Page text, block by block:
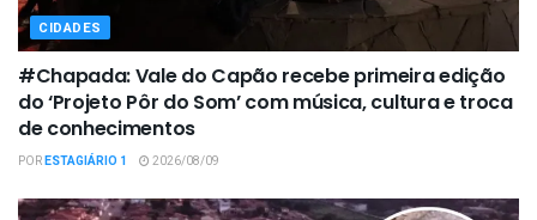
CIDADES
#Chapada: Vale do Capão recebe primeira edição
do ‘Projeto Pôr do Som’ com música, cultura e troca
de conhecimentos
PORESTAGIÁRIO 1 2026/08/09